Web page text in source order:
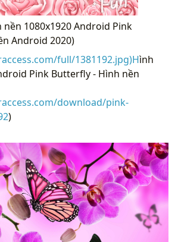
nền 1080x1920 Android Pink
Android 2020)
full/1381192.jpg)Hình
Pink Butterfly - Hình nền
download/pink-
)